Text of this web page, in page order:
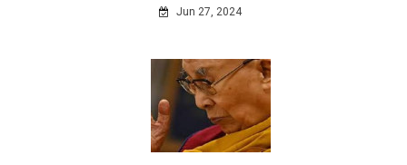
Jun 27, 2024